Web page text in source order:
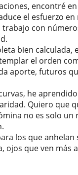
encontré
el esfuerzo
con
bien calculada,
el orden
aporte, futuros
he
Quiero que
no es solo un
los que
que ven más